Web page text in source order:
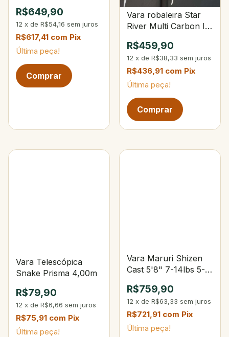
Partes
R$649,90
12 x de R$54,16 sem juros
R$617,41 com Pix
Última peça!
Vara robaleira Star
River Multi Carbon II
R$459,90
12 x de R$38,33 sem juros
R$436,91 com Pix
Última peça!
Vara Telescópica
Snake Prisma 4,00m
R$79,90
12 x de R$6,66 sem juros
R$75,91 com Pix
Última peça!
Vara Maruri Shizen
Cast 5'8" 7-14lbs 5-
R$759,90
12 x de R$63,33 sem juros
R$721,91 com Pix
Última peça!